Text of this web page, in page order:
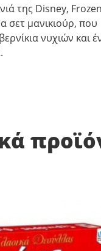
της Disney,
σετ μανικιούρ, που
νυχιών και